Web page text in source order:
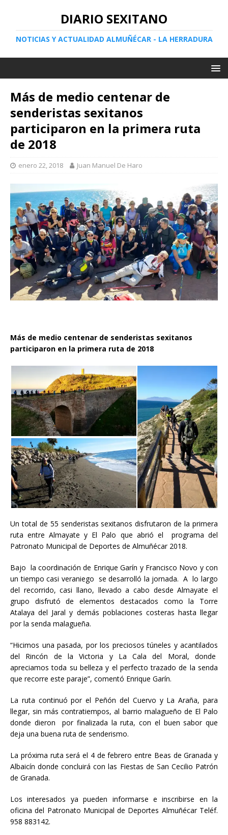
DIARIO SEXITANO
NOTICIAS Y ACTUALIDAD ALMUÑÉCAR - LA HERRADURA
Más de medio centenar de
senderistas sexitanos
participaron en la primera ruta
de 2018
enero 22, 2018 Juan Manuel De Haro
Más de medio centenar de senderistas sexitanos
participaron en la primera ruta de 2018
Un total de 55 senderistas sexitanos disfrutaron de la primera
ruta entre Almayate y El Palo que abrió el programa del
Patronato Municipal de Deportes de Almuñécar 2018.
Bajo la coordinación de Enrique Garín y Francisco Novo y con
un tiempo casi veraniego se desarrolló la jornada. A lo largo
del recorrido, casi llano, llevado a cabo desde Almayate el
grupo disfrutó de elementos destacados como la Torre
Atalaya del Jaral y demás poblaciones costeras hasta llegar
por la senda malagueña.
“Hicimos una pasada, por los preciosos túneles y acantilados
del Rincón de la Victoria y La Cala del Moral, donde
apreciamos toda su belleza y el perfecto trazado de la senda
que recorre este paraje”, comentó Enrique Garín.
La ruta continuó por el Peñón del Cuervo y La Araña, para
llegar, sin más contratiempos, al barrio malagueño de El Palo
donde dieron por finalizada la ruta, con el buen sabor que
deja una buena ruta de senderismo.
La próxima ruta será el 4 de febrero entre Beas de Granada y
Albaicín donde concluirá con las Fiestas de San Cecilio Patrón
de Granada.
Los interesados ya pueden informarse e inscribirse en la
oficina del Patronato Municipal de Deportes Almuñécar Teléf.
958 883142.